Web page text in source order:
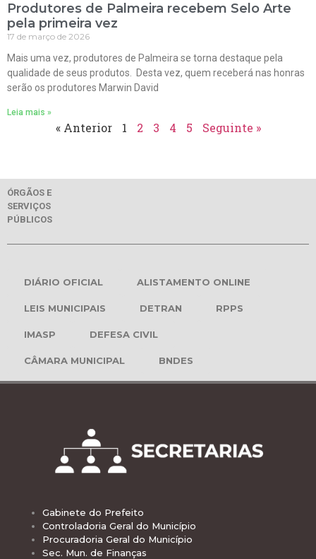
Produtores de Palmeira recebem Selo Arte
pela primeira vez
17 de março de 2026
Mais uma vez, produtores de Palmeira se torna destaque pela
qualidade de seus produtos. Desta vez, quem receberá nas honras
serão os produtores Marwin David
Leia mais »
« Anterior 1 2 3 4 5 Seguinte »
ÓRGÃOS E
SERVIÇOS
PÚBLICOS
DIÁRIO OFICIAL ALISTAMENTO ONLINE
LEIS MUNICIPAIS DETRAN RPPS
IMASP DEFESA CIVIL
CÂMARA MUNICIPAL BNDES
Gabinete do Prefeito
Controladoria Geral do Município
Procuradoria Geral do Município
Sec. Mun. de Finanças